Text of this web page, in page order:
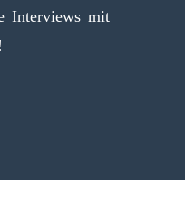
Interviews mit